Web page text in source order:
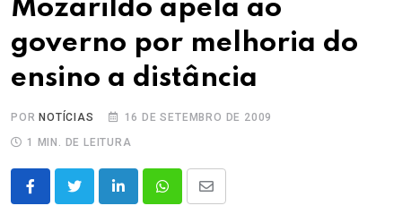
Mozarildo apela ao
governo por melhoria do
ensino a distância
POR NOTÍCIAS
16 DE SETEMBRO DE 2009
1 MIN. DE LEITURA
LinkedInWhatsappShare